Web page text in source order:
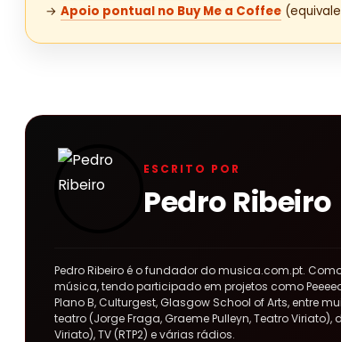
→ Apoio pontual no Buy Me a Coffee
ESCRITO POR
Pedro Ribeiro
Pedro Ribeiro é o fundador do musica.com.pt.
música, tendo participado em projetos como
Plano B, Culturgest, Glasgow School of Arts, entre
teatro (Jorge Fraga, Graeme Pulleyn, Teatro
Viriato), TV (RTP2) e várias rádios.